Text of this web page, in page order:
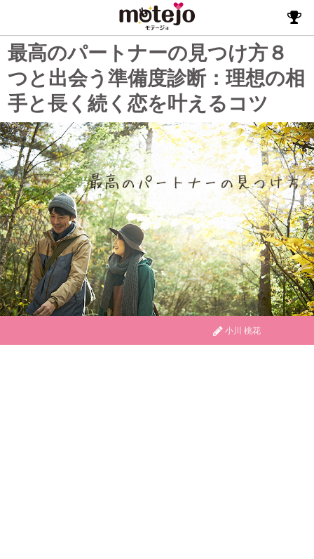
最高のパートナーの見つけ方８
つと出会う準備度診断：理想の相
手と長く続く恋を叶えるコツ
小川 桃花